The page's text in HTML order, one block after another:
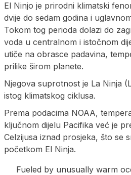
El Ninjo je prirodni klimatski
dvije do sedam godina i
Tokom tog perioda dolazi do
voda u centralnom i istočnom
utiče na obrasce padavina,
prilike širom planete.
Njegova suprotnost je La Ninja
istog klimatskog ciklusa.
Prema podacima NOAA,
ključnom dijelu Pacifika već je
Celzijusa iznad prosjeka, što se
početkom El Ninja.
Fueled by unusually warm